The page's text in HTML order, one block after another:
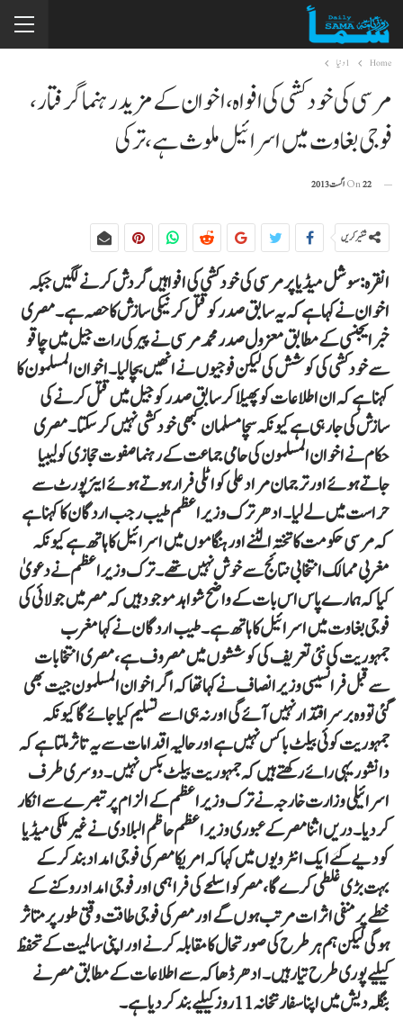
Home 1دنیا
مرسی کی خودکشی کی افواہ، اخوان کے مزید رہنما گرفتار،
فوجی بغاوت میں اسرائیل ملوث ہے، ترکی
On22 اگست 2013
شئیر کریں
انقرہ: سوشل میڈیا پر مرسی کی خودکشی کی افواہیں گردش کرنے لگیں جبکہ
اخوان نے کہا ہے کہ یہ سابق صدر کو قتل کرنیکی سازش کا حصہ ہے۔ مصری
خبر ایجنسی کے مطابق معزول صدر محمد مرسی نے پیر کی رات جیل میں چاقو
سے خود کشی کی کوشش کی لیکن فوجیوں نے انھیں بچا لیا۔ اخوان المسلمون کا
کہنا ہے کہ ان اطلاعات کو پھیلا کر سابق صدر کو جیل میں قتل کرنے کی
سازش کی جارہی ہے کیونکہ سچا مسلمان کبھی خود کشی نہیں کرسکتا۔ مصری
حکام نے اخوان المسلمون کی حامی جماعت کے رہنما صفوت حجازی کولیبیا
جاتے ہوئے اور ترجمان مراد علی کواٹلی فرار ہوتے ہوئے ایئر پورٹ سے
حراست میں لے لیا۔ ادھر ترک وزیراعظم طیب رجب اردگان کا کہنا ہے
کہ مرسی حکومت کا تختہ الٹنے اور ہنگاموں میں اسرائیل کا ہاتھ ہے کیونکہ
مغربی ممالک انتخابی نتائج سے خوش نہیں تھے۔ترک وزیراعظم نے دعویٰ
کیا کہ ہمارے پاس اس بات کے واضح شواہد موجود ہیں کہ مصر میں جولائی کی
فوجی بغاوت میں اسرائیل کا ہاتھ ہے۔ طیب اردگان نے کہا مغرب
جمہوریت کی نئی تعریف کی کوششوں میں مصروف ہے، مصری انتخابات
سے قبل فرانسیسی وزیرانصاف نے کہا تھا کہ اگر اخوان المسلمون جیت بھی
گئی تو وہ برسراقتدار نہیں آئے گی اور نہ ہی اسے تسلیم کیا جائے گا کیونکہ
جمہوریت کوئی بیلٹ باکس نہیں ہے اور حالیہ اقدامات سے یہ تاثر ملتا ہے کہ
دانشور یہی رائے رکھتے ہیں کہ جمہوریت بیلٹ بکس نہیں۔ دوسری طرف
اسرائیلی وزارت خارجہ نے ترک وزیراعظم کے الزام پر تبصرے سے انکار
کر دیا۔ دریں اثنا مصر کے عبوری وزیراعظم حاظم البلادی نے غیر ملکی میڈیا
کو دیے گئے ایک انٹرویوں میں کہا کہ امریکا مصر کی فوجی امداد بند کرکے
بہت بڑی غلطی کرے گا، مصر کو اسلحے کی فراہمی اور فوجی امداد روکنے کے
خطے پر منفی اثرات مرتب ہوں گے اور مصر کی فوجی طاقت وقتی طورپر متاثر
ہوگی لیکن ہم ہر طرح کی صورتحال کا مقابلہ کرنے اور اپنی سالمیت کے تحفظ
کیلیے پوری طرح تیار ہیں۔ ادھر ڈھاکہ سے اطلاعات کے مطابق مصر نے
بنگلہ دیش میں اپنا سفارتخانہ 11 روز کیلیے بند کردیا ہے۔